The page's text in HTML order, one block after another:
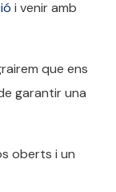
i venir amb
que ens
garantir una
oberts i un